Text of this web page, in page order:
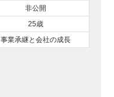
非公開
25歳
事業承継と会社の成長